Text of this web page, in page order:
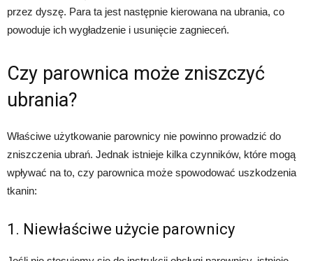
przez dyszę. Para ta jest następnie kierowana na ubrania, co
powoduje ich wygładzenie i usunięcie zagnieceń.
Czy parownica może zniszczyć
ubrania?
Właściwe użytkowanie parownicy nie powinno prowadzić do
zniszczenia ubrań. Jednak istnieje kilka czynników, które mogą
wpływać na to, czy parownica może spowodować uszkodzenia
tkanin:
1. Niewłaściwe użycie parownicy